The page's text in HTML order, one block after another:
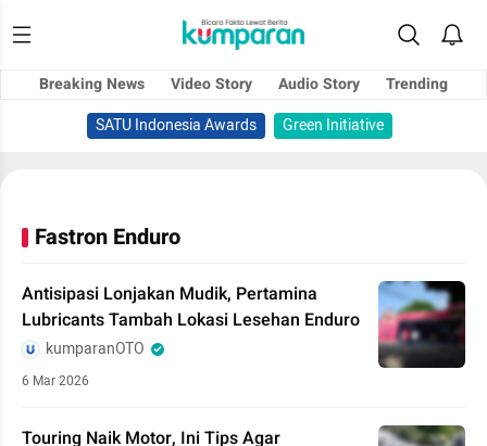
Breaking News Video Story Audio Story
Trending
SATU Indonesia Awards
Green Initiative
Fastron Enduro
Antisipasi Lonjakan Mudik, Pertamina
Lubricants Tambah Lokasi Lesehan Enduro
kumparanOTO
6 Mar 2026
Touring Naik Motor, Ini Tips Agar